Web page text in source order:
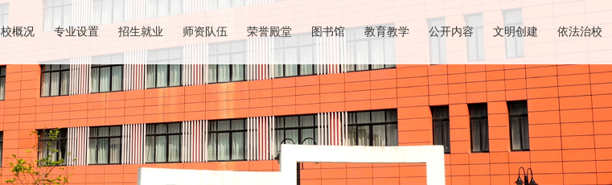
概况 专业设置 招生就业 师资队伍 荣誉殿堂 图书馆 教育教学 公开内容 文明创建 依法治校